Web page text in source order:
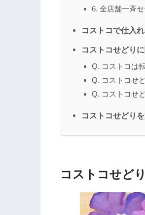
6. 全店舗一斉
コストコで仕入
コストコせどり
Q. コストコは
Q. コストコせ
Q. コストコせ
コストコせどり
コストコせど